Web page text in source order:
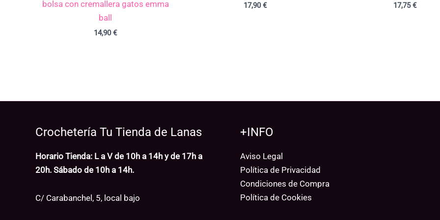
bolsa con cremallera gatos emma
ball
14,90€
17,90€ 17,75€
Crochetería Tu Tienda de Lanas
Horario Tienda: L a V de 10h a 14h y de 17h a
20h. Sábado de 10h a 14h.
C/ Carabanchel, 5, local bajo
+INFO
Aviso Legal
Política de Privacidad
Condiciones de Compra
Política de Cookies